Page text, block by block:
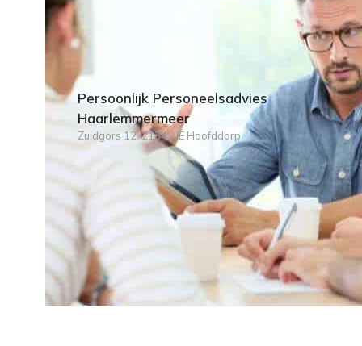
Persoonlijk Personeelsadvies
Haarlemmermeer
Zuidgors 12, 2134WE Hoofddorp